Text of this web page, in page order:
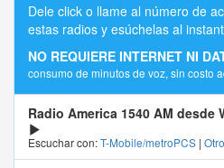
Dele click o llame al número de
estas radios y esúchelas al
NO REQUIERE INTERNET NI
consumo de minutos de voz, sin costo
Radio America 1540 AM desde
Escuchar con:T-Mobile/metroPCS |